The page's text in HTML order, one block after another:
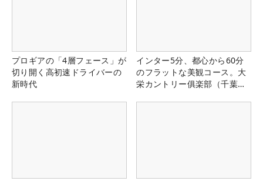
プロギアの「4層フェース」が
切り開く高初速ドライバーの
新時代
インター5分、都心から60分
のフラットな美観コース。大
栄カントリー俱楽部（千葉